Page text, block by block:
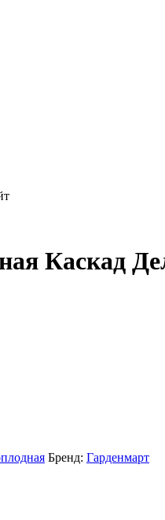
Каскад
Бренд: Гарденмарт